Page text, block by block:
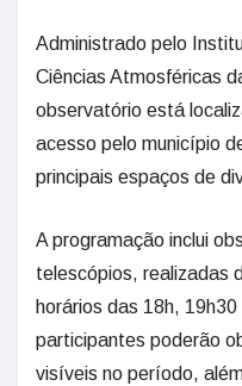
Administrado pelo
Ciências Atmosféricas
observatório está
acesso pelo município
principais espaços de
A programação inclui
telescópios, realizadas
horários das 18h,
participantes poderão
visíveis no período,